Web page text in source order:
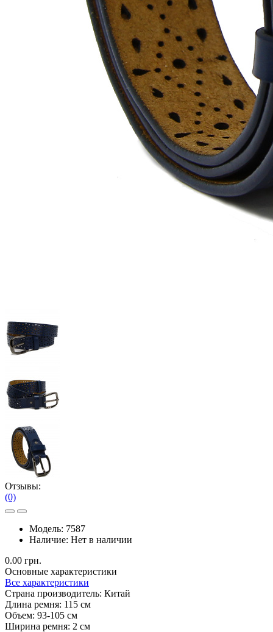
Отзывы:
(0)
Модель: 7587
Наличие: Нет в наличии
0.00 грн.
Основные характеристики
Все характеристики
Страна производитель: Китай
Длина ремня: 115 см
Объем: 93-105 см
Ширина ремня: 2 см